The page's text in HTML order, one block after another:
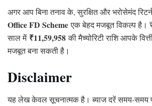
अगर आप बिना तनाव के, सुरक्षित और भरोसेमंद
Office FD Schemeएक बेहद मजबूत विकल्प है।
साल में ₹11,59,958की मैच्योरिटी राशि आपके
मजबूत बना सकती है।
Disclaimer
यह लेख केवल सूचनात्मक है। ब्याज दरें समय-समय